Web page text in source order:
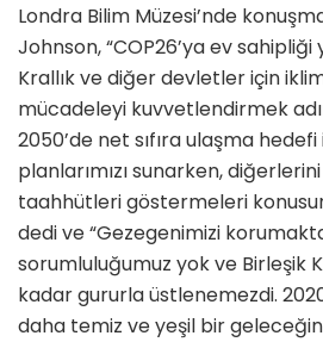
Londra Bilim Müzesi’nde
Johnson, “COP26’ya ev
Krallık ve diğer devletler için
mücadeleyi kuvvetlendirmek
2050’de net sıfıra ulaşma hedefi
planlarımızı sunarken,
taahhütleri göstermeleri
dedi ve “Gezegenimizi
sorumluluğumuz yok ve Birleşik
kadar gururla üstlenemezdi.
daha temiz ve yeşil bir